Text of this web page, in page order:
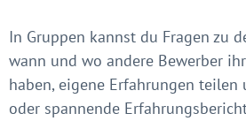
In Gruppen kannst du Fragen zu
wann und wo andere Bewerber
haben, eigene Erfahrungen teilen
oder spannende